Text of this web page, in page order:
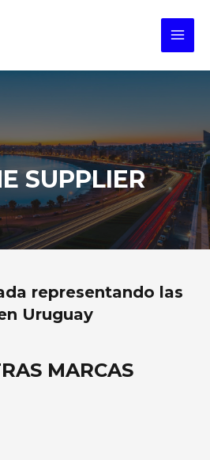
SUPPLIER
representando las
Uruguay
MARCAS